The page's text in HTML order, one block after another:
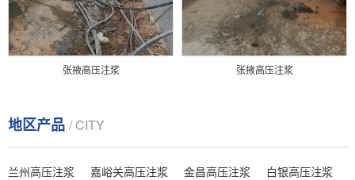
张掖高压注浆 张掖高压注浆
地区产品 / CITY
兰州高压注浆 嘉峪关高压注浆 金昌高压注浆
白银高压注浆